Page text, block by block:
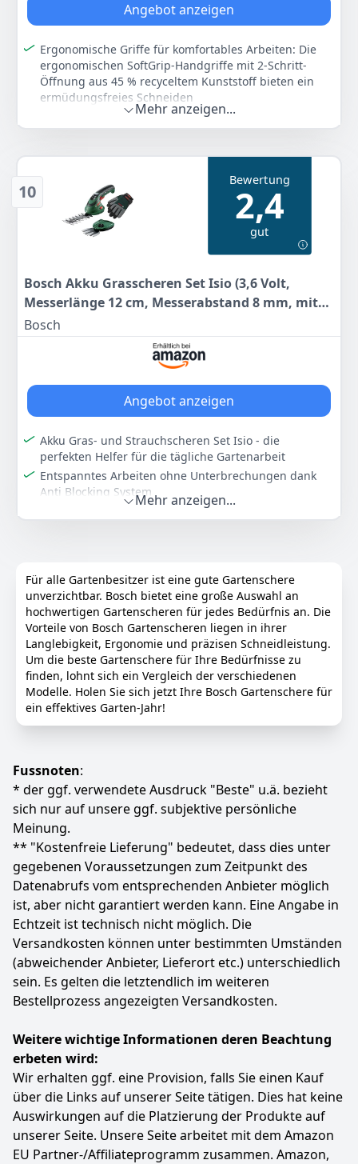
Angebot anzeigen
Ergonomische Griffe für komfortables Arbeiten: Die
ergonomischen SoftGrip-Handgriffe mit 2-Schritt-
Öffnung aus 45 % recyceltem Kunststoff bieten ein
ermüdungsfreies Schneiden
Scharfe Klingen mit PowerCoating für präzise
Schnitte: Präzisionsgeschliffene Klingen mit
Qualitätsstahl für müheloses Schneiden von Blumen
und jungen Trieben sowie grünem Holz bis zu 24 mm
Durchmesser
Robustes, langlebiges Werkzeug für vielseitigen
Einsatz: Langlebiges Qualitätswerkzeug, hergestellt in
Lieferumfang: 1x Gardena Gartenschere PremiumCut
Flex
Gardena
15
UVP:19,19 €-17%
Anzeigen
Mehr anzeigen...
10
Bewertung
2,4
gut
Bosch Akku Grasscheren Set Isio (3,6 Volt,
Messerlänge 12 cm, Messerabstand 8 mm, mit
XL-Gartenhandschuhen inklusive) – Amazon
Edition
Bosch
Angebot anzeigen
Akku Gras- und Strauchscheren Set Isio - die
perfekten Helfer für die tägliche Gartenarbeit
Entspanntes Arbeiten ohne Unterbrechungen dank
Anti Blocking System
Multifunktional: Eine neue Reihe von „Multi-Click“-
Lieferumfang Amazon Edition: Bosch Isio, Ladegerät,
Multi-Click-Grasscherblatt 8 cm, Multi-Click-
Strauchscherenmesser 12 cm, XL-Gartenhandschuhen
Farbe Hersteller Gewicht
Isio set | Amazon Edition Bosch 870 g
89 21 €
Mehr anzeigen...
Für alle Gartenbesitzer ist eine gute Gartenschere
unverzichtbar. Bosch bietet eine große Auswahl an
hochwertigen Gartenscheren für jedes Bedürfnis an. Die
Vorteile von Bosch Gartenscheren liegen in ihrer
Langlebigkeit, Ergonomie und präzisen Schneidleistung.
Um die beste Gartenschere für Ihre Bedürfnisse zu
finden, lohnt sich ein Vergleich der verschiedenen
Modelle. Holen Sie sich jetzt Ihre Bosch Gartenschere für
ein effektives Garten-Jahr!
Fussnoten:
* der ggf. verwendete Ausdruck "Beste" u.ä. bezieht
sich nur auf unsere ggf. subjektive persönliche
Meinung.
** "Kostenfreie Lieferung" bedeutet, dass dies unter
gegebenen Voraussetzungen zum Zeitpunkt des
Datenabrufs vom entsprechenden Anbieter möglich
ist, aber nicht garantiert werden kann. Eine Angabe in
Echtzeit ist technisch nicht möglich. Die
Versandkosten können unter bestimmten Umständen
(abweichender Anbieter, Lieferort etc.) unterschiedlich
sein. Es gelten die letztendlich im weiteren
Bestellprozess angezeigten Versandkosten.
Weitere wichtige Informationen deren Beachtung
erbeten wird:
Wir erhalten ggf. eine Provision, falls Sie einen Kauf
über die Links auf unserer Seite tätigen. Dies hat keine
Auswirkungen auf die Platzierung der Produkte auf
unserer Seite. Unsere Seite arbeitet mit dem Amazon
EU Partner-/Affiliateprogramm zusammen. Amazon,